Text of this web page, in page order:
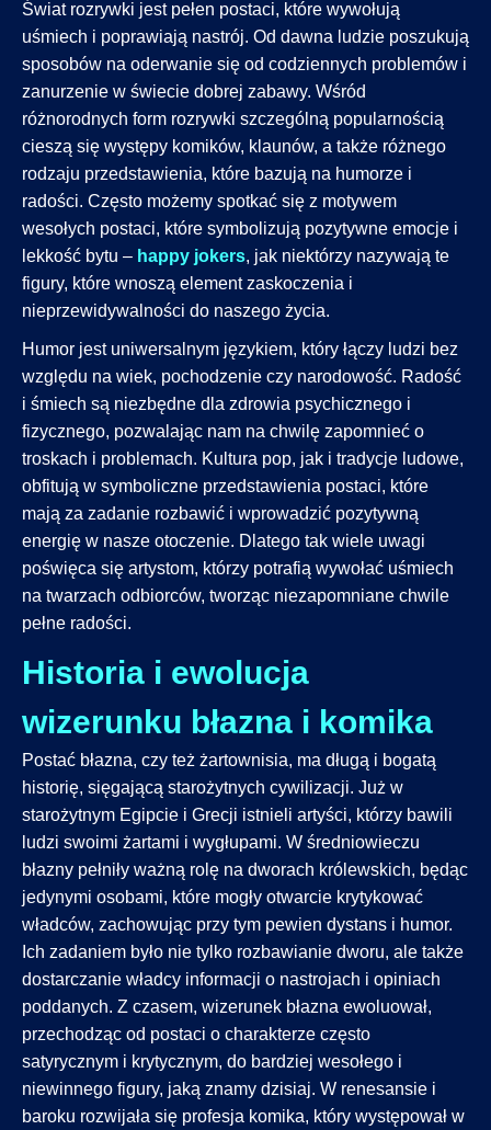
Świat rozrywki jest pełen postaci, które wywołują
uśmiech i poprawiają nastrój. Od dawna ludzie poszukują
sposobów na oderwanie się od codziennych problemów i
zanurzenie w świecie dobrej zabawy. Wśród
różnorodnych form rozrywki szczególną popularnością
cieszą się występy komików, klaunów, a także różnego
rodzaju przedstawienia, które bazują na humorze i
radości. Często możemy spotkać się z motywem
wesołych postaci, które symbolizują pozytywne emocje i
lekkość bytu – happy jokers, jak niektórzy nazywają te
figury, które wnoszą element zaskoczenia i
nieprzewidywalności do naszego życia.
Humor jest uniwersalnym językiem, który łączy ludzi bez
względu na wiek, pochodzenie czy narodowość. Radość
i śmiech są niezbędne dla zdrowia psychicznego i
fizycznego, pozwalając nam na chwilę zapomnieć o
troskach i problemach. Kultura pop, jak i tradycje ludowe,
obfitują w symboliczne przedstawienia postaci, które
mają za zadanie rozbawić i wprowadzić pozytywną
energię w nasze otoczenie. Dlatego tak wiele uwagi
poświęca się artystom, którzy potrafią wywołać uśmiech
na twarzach odbiorców, tworząc niezapomniane chwile
pełne radości.
Historia i ewolucja
wizerunku błazna i komika
Postać błazna, czy też żartownisia, ma długą i bogatą
historię, sięgającą starożytnych cywilizacji. Już w
starożytnym Egipcie i Grecji istnieli artyści, którzy bawili
ludzi swoimi żartami i wygłupami. W średniowieczu
błazny pełniły ważną rolę na dworach królewskich, będąc
jedynymi osobami, które mogły otwarcie krytykować
władców, zachowując przy tym pewien dystans i humor.
Ich zadaniem było nie tylko rozbawianie dworu, ale także
dostarczanie władcy informacji o nastrojach i opiniach
poddanych. Z czasem, wizerunek błazna ewoluował,
przechodząc od postaci o charakterze często
satyrycznym i krytycznym, do bardziej wesołego i
niewinnego figury, jaką znamy dzisiaj. W renesansie i
baroku rozwijała się profesja komika, który występował w